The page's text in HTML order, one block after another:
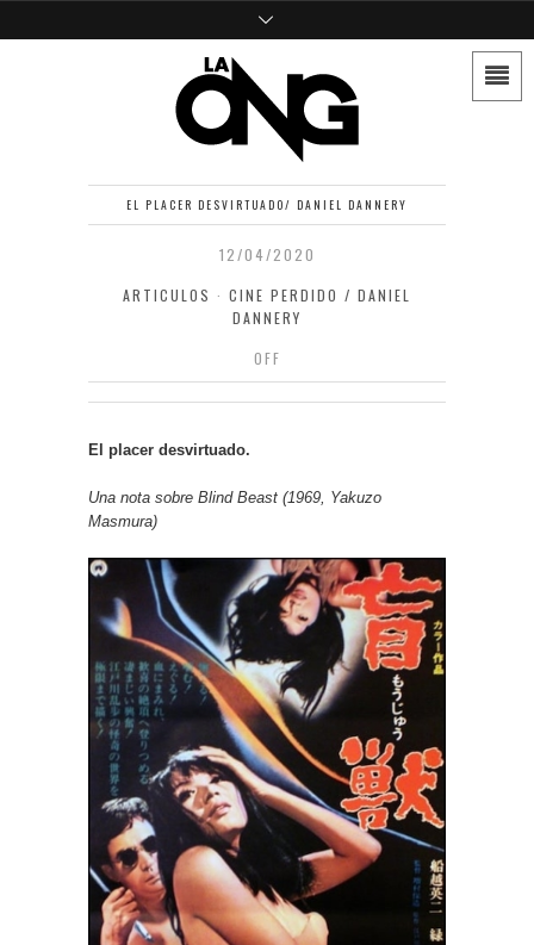
EL PLACER DESVIRTUADO/ DANIEL DANNERY
12/04/2020
ARTICULOS · CINE PERDIDO / DANIEL
DANNERY
OFF
El placer desvirtuado.
Una nota sobre Blind Beast (1969, Yakuzo
Masmura)